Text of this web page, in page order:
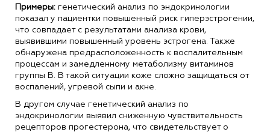
Примеры: генетический анализ по эндокринологии
показал у пациентки повышенный риск гиперэстрогении,
что совпадает с результатами анализа крови,
выявившими повышенный уровень эстрогена. Также
обнаружена предрасположенность к воспалительным
процессам и замедленному метаболизму витаминов
группы В. В такой ситуации коже сложно защищаться от
воспалений, угревой сыпи и акне.
В другом случае генетический анализ по
эндокринологии выявил сниженную чувствительность
рецепторов прогестерона, что свидетельствует о